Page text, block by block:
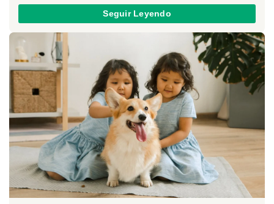
Seguir Leyendo